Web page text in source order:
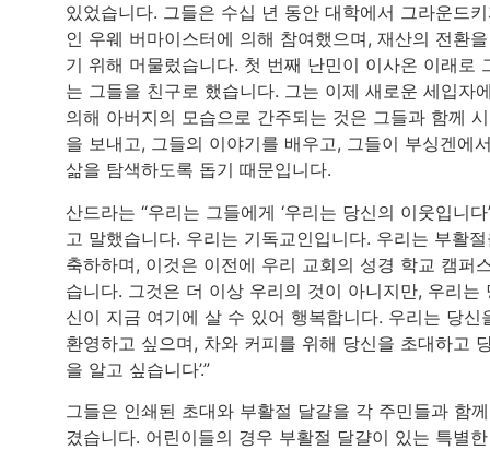
있었습니다. 그들은 수십 년 동안 대학에서 그라운드
인 우웨 버마이스터에 의해 참여했으며, 재산의 전환
기 위해 머물렀습니다. 첫 번째 난민이 이사온 이래로
는 그들을 친구로 했습니다. 그는 이제 새로운 세입자
의해 아버지의 모습으로 간주되는 것은 그들과 함께
을 보내고, 그들의 이야기를 배우고, 그들이 부싱겐에
삶을 탐색하도록 돕기 때문입니다.
산드라는 “우리는 그들에게 ‘우리는 당신의 이웃입니다
고 말했습니다. 우리는 기독교인입니다. 우리는 부활
축하하며, 이것은 이전에 우리 교회의 성경 학교 캠퍼
습니다. 그것은 더 이상 우리의 것이 아니지만, 우리는
신이 지금 여기에 살 수 있어 행복합니다. 우리는 당신
환영하고 싶으며, 차와 커피를 위해 당신을 초대하고
을 알고 싶습니다’.”
그들은 인쇄된 초대와 부활절 달걀을 각 주민들과 함
겼습니다. 어린이들의 경우 부활절 달걀이 있는 특별